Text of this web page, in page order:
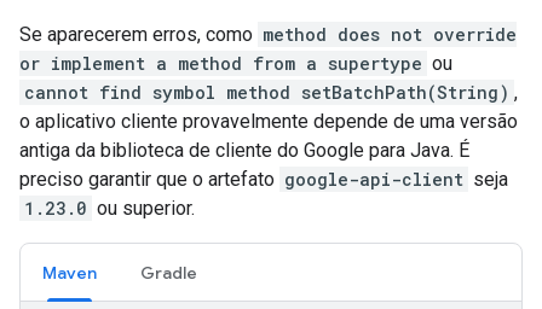
Se aparecerem erros, como method does not override
or implement a method from a supertype ou
cannot find symbol method setBatchPath(String) ,
o aplicativo cliente provavelmente depende de uma versão
antiga da biblioteca de cliente do Google para Java. É
preciso garantir que o artefato google-api-client seja
1.23.0 ou superior.
Maven Gradle